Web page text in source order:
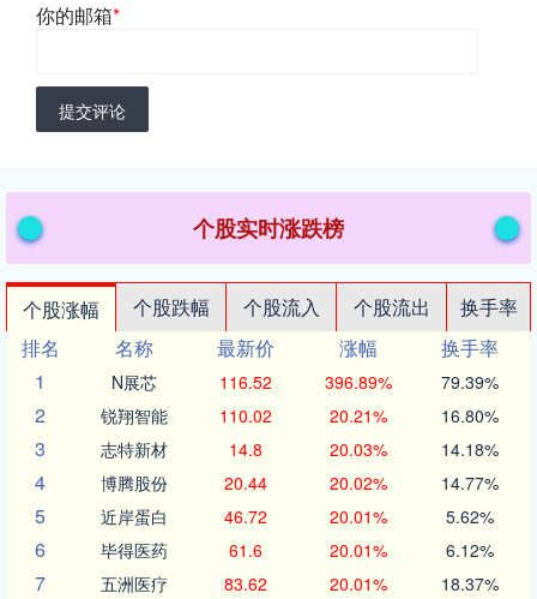
你的邮箱*
提交评论
个股实时涨跌榜
个股涨幅 个股跌幅 个股流入 个股流出
换手率
排名
名称 最新价 涨幅
换手率
1
N展芯 116.52 396.89% 79.39%
2 锐翔智能 110.02 20.21% 16.80%
3 志特新材 14.8 20.03% 14.18%
4 博腾股份 20.44 20.02% 14.77%
5 近岸蛋白 46.72 20.01% 5.62%
6 毕得医药 61.6 20.01% 6.12%
7 五洲医疗 83.62 20.01% 18.37%